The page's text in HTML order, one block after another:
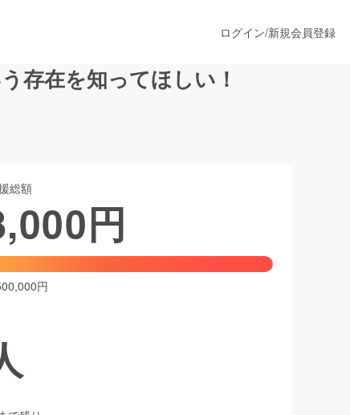
ファッション
ログイン/新規会員登録
存在を知ってほしい！
総額
円
円